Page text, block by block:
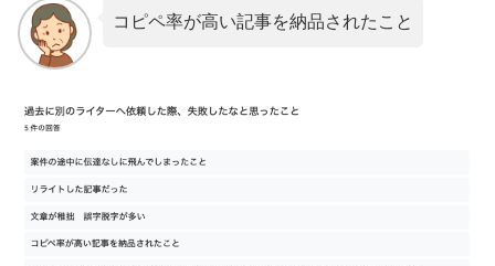
コピペ率が高い記事を納品されたこと